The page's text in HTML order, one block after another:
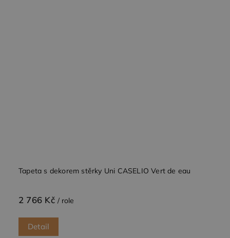
Tapeta s dekorem stěrky Uni CASELIO Vert de eau
2 766 Kč / role
Detail